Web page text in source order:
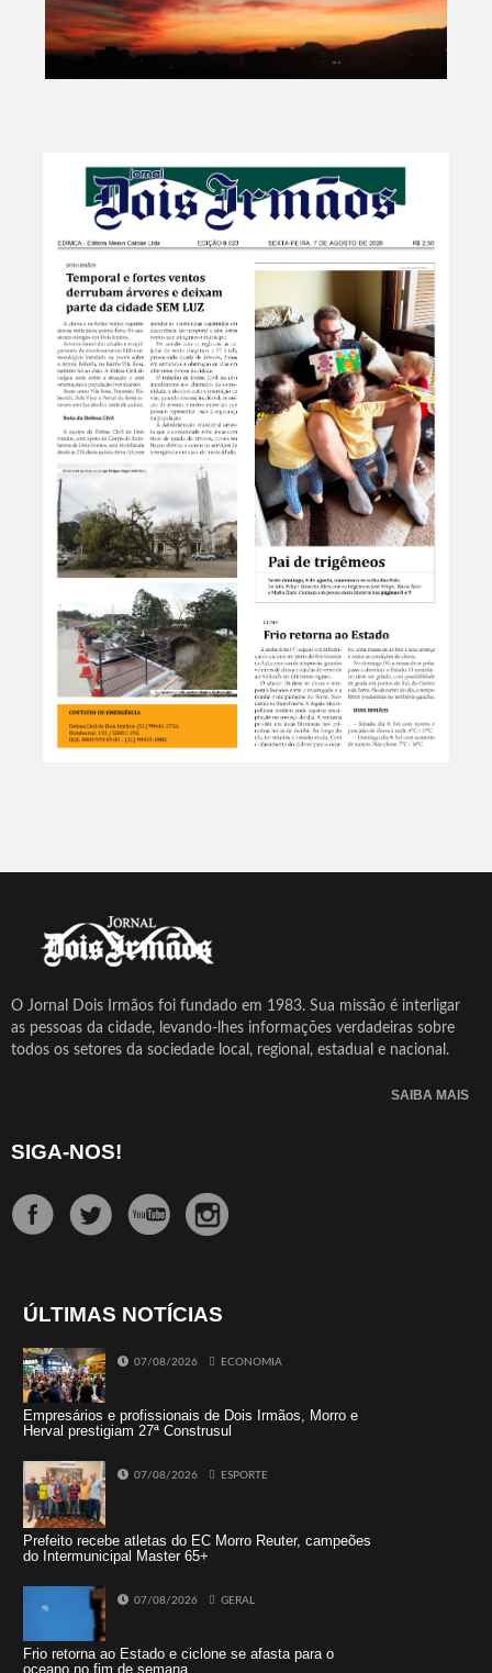
O Jornal Dois Irmãos foi fundado em 1983. Sua missão é interligar
as pessoas da cidade, levando-lhes informações verdadeiras sobre
todos os setores da sociedade local, regional, estadual e nacional.
SAIBA MAIS
SIGA-NOS!
ÚLTIMAS NOTÍCIAS
07/08/2026 ECONOMIA
Empresários e profissionais de Dois Irmãos, Morro e
Herval prestigiam 27ª Construsul
07/08/2026 ESPORTE
Prefeito recebe atletas do EC Morro Reuter, campeões
do Intermunicipal Master 65+
07/08/2026 GERAL
Frio retorna ao Estado e ciclone se afasta para o
oceano no fim de semana